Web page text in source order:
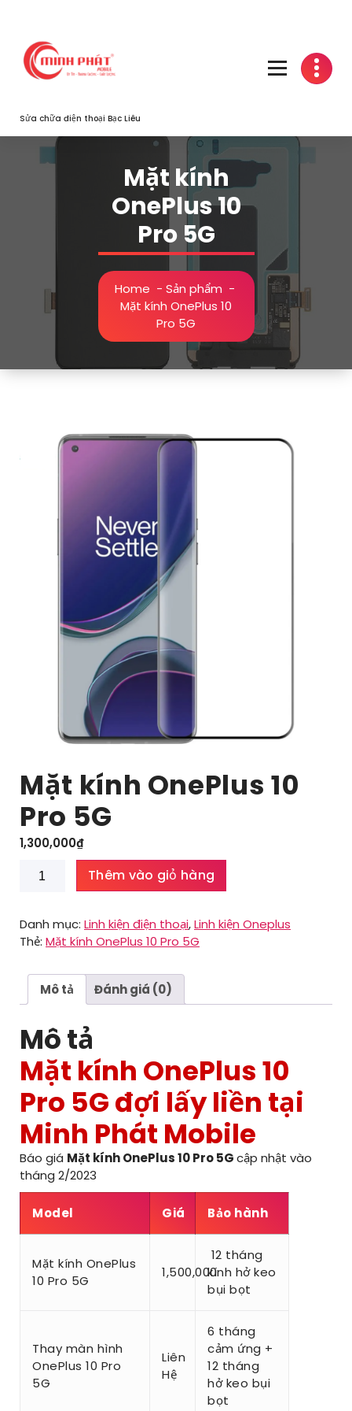
content
Sửa chữa điện thoại Bạc Liêu
Mặt kính
OnePlus 10
Pro 5G
Home - Sản phẩm -
Mặt kính OnePlus 10
Pro 5G
Mặt kính OnePlus 10
Pro 5G
1,300,000₫
kính
10
Pro
số
lượng
Thêm vào giỏ hàng
Danh mục: Linh kiện điện thoại,Linh kiện Oneplus
Thẻ: Mặt kính OnePlus 10 Pro 5G
Mô tả Đánh giá (0)
Mô tả
Mặt kính OnePlus 10
Pro 5G đợi lấy liền tại
Minh Phát Mobile
Báo giá Mặt kính OnePlus 10 Pro 5Gcập nhật vào
tháng 2/2023
Model Giá Bảo hành
Mặt kính OnePlus
10 Pro 5G
1,500,000
12 tháng
kính hở keo
bụi bọt
Thay màn hình
OnePlus 10 Pro
5G
Liên
Hệ
6 tháng
cảm ứng +
12 tháng
hở keo bụi
bọt